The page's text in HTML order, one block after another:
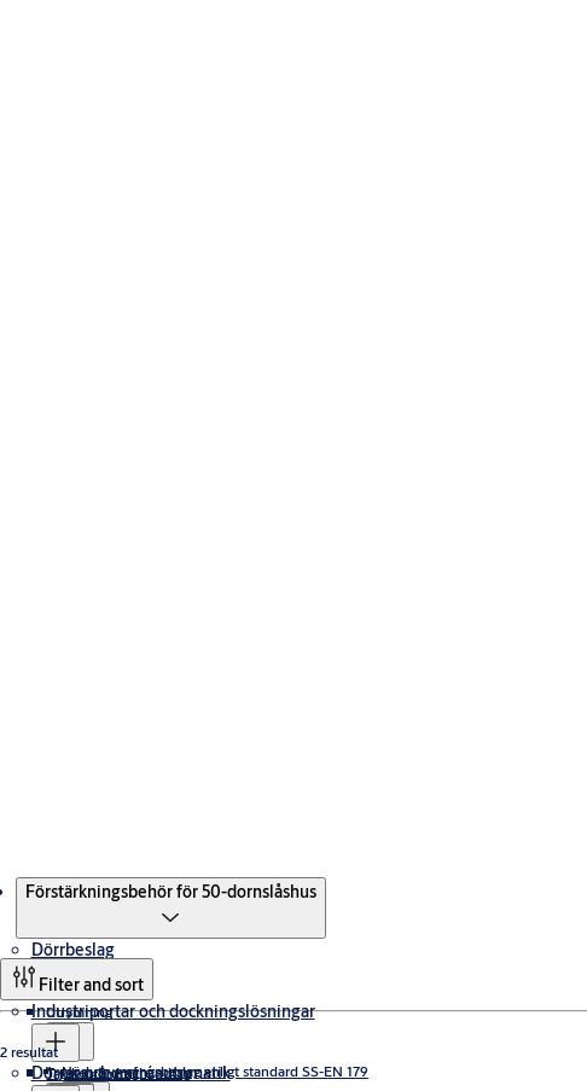
Förstärkningsbehör för 50-dornslåshus
Dörrbeslag
Utrymning
Nödutrymningsbeslag enligt standard SS-EN 179
Trycken & draghandtag
Industriportar och dockningslösningar
Takskjutportar
Dörrar och entréautomatik
Filter and sort
2 resultat